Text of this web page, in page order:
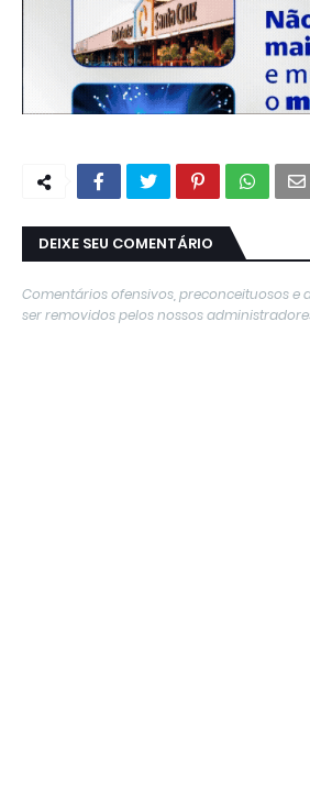
DEIXE SEU COMENTÁRIO
Comentários ofensivos, preconceituosos e
ser removidos pelos nossos